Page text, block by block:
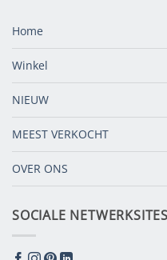
Home
Winkel
NIEUW
MEEST VERKOCHT
OVER ONS
SOCIALE NETWERKSITES